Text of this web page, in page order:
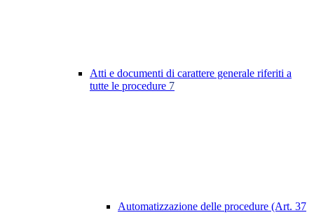
Atti e documenti di carattere generale riferiti a
tutte le procedure 7
Automatizzazione delle procedure (Art. 37